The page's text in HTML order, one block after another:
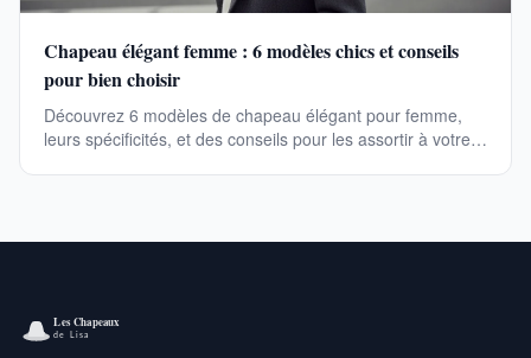
Chapeau élégant femme : 6 modèles chics et conseils
pour bien choisir
Découvrez 6 modèles de chapeau élégant pour femme,
leurs spécificités, et des conseils pour les assortir à votre